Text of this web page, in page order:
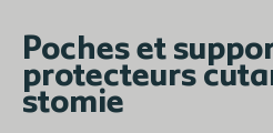
Poches et
protecteurs
stomie